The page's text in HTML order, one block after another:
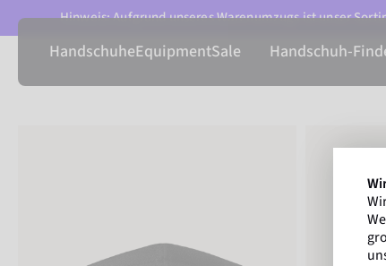
Hinweis: Aufgrund unseres Warenumzugs ist unser
HandschuheEquipmentSale Handschuh-